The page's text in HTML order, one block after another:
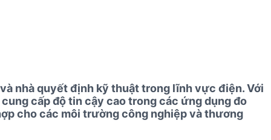
nhà quyết định kỹ thuật trong lĩnh vực điện. Với
cung cấp độ tin cậy cao trong các ứng dụng đo
cho các môi trường công nghiệp và thương